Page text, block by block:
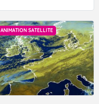
ANIMATION SATELLITE